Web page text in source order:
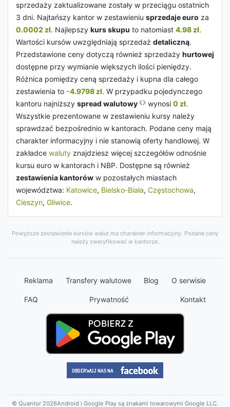
sprzedaży zaktualizowane zostały w przeciągu ostatnich
3 dni. Najtańszy kantor w zestawieniu sprzedaje euro za
0.0002 zł. Najlepszy kurs skupu to natomiast 4.98 zł.
Wartości kursów uwzględniają sprzedaż detaliczną.
Przedstawione ceny dotyczą również sprzedaży hurtowej
dostępne przy wymianie większych ilości pieniędzy.
Różnica pomiędzy ceną sprzedaży i kupna dla całego
zestawienia to -4.9798 zł. W przypadku pojedynczego
kantoru najniższy spread walutowy wynosi 0 zł.
Wszystkie prezentowane w zestawieniu kursy należy
sprawdzać bezpośrednio w kantorach. Podane ceny mają
charakter informacyjny i nie stanowią oferty handlowej. W
zakładce waluty znajdziesz więcej szczegółów odnośnie
kursu euro w kantorach i NBP. Dostępne są również
zestawienia kantorów w pozostałych miastach
województwa: Katowice, Bielsko-Biała, Częstochowa,
Cieszyn, Gliwice.
Powyższe zestawienie kursów walut ma charakter informacyjny. Podane ceny
należy zweryfikować w kantorze.
Reklama Transfery walutowe Blog O serwisie
FAQ Prywatność Kontakt
© Quantor 2026Android i Google Play są znakami towarowymi Google LLC.